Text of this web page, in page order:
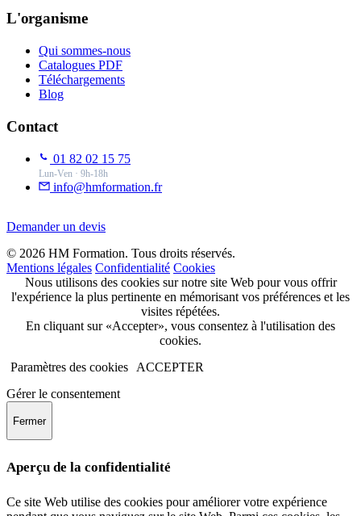
L'organisme
Qui sommes-nous
Catalogues PDF
Téléchargements
Blog
Contact
01 82 02 15 75
Lun-Ven · 9h-18h
info@hmformation.fr
Demander un devis
© 2026 HM Formation. Tous droits réservés.
Mentions légales Confidentialité Cookies
Nous utilisons des cookies sur notre site Web pour vous offrir
l'expérience la plus pertinente en mémorisant vos préférences et les
visites répétées.
En cliquant sur «Accepter», vous consentez à l'utilisation des
cookies.
Paramètres des cookies ACCEPTER
Gérer le consentement
Fermer
Aperçu de la confidentialité
Ce site Web utilise des cookies pour améliorer votre expérience